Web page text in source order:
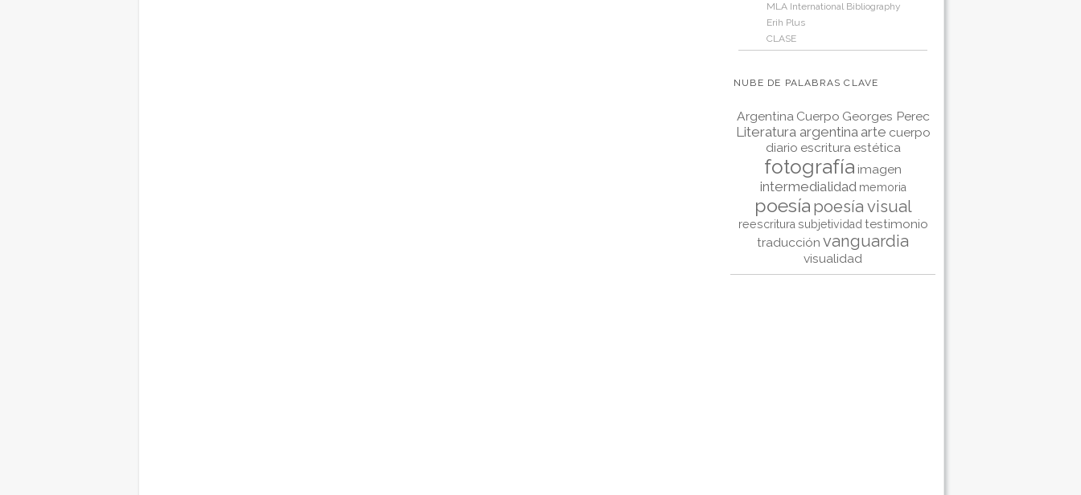
MLA International Bibliography
Erih Plus
CLASE
NUBE DE PALABRAS CLAVE
Argentina Cuerpo Georges Perec
Literatura argentina arte cuerpo
diario escritura estética
fotografía imagen
intermedialidad memoria
poesía poesía visual
reescritura subjetividad testimonio
traducción vanguardia
visualidad